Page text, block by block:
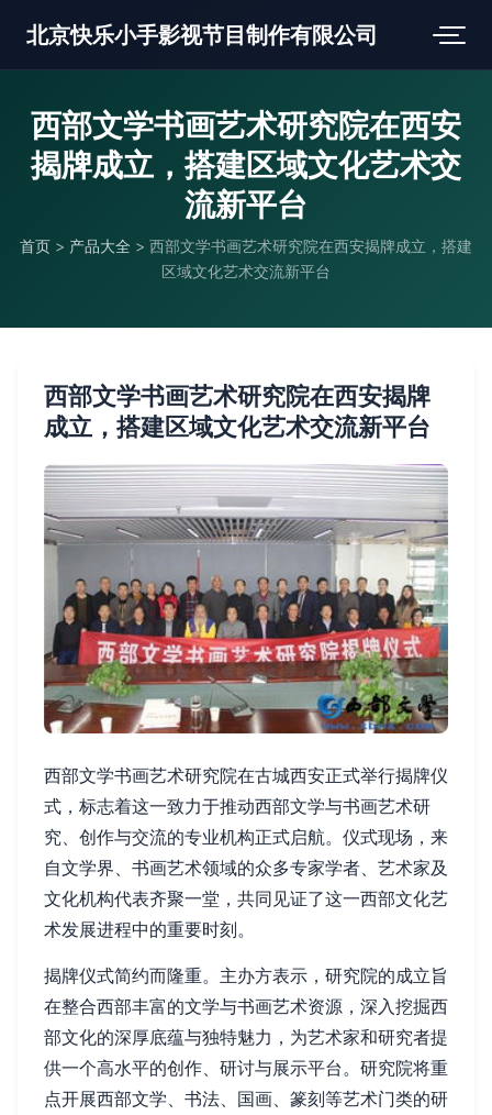
北京快乐小手影视节目制作有限公司
西部文学书画艺术研究院在西安
揭牌成立，搭建区域文化艺术交
流新平台
首页 > 产品大全 > 西部文学书画艺术研究院在西安揭牌成立，搭建
区域文化艺术交流新平台
西部文学书画艺术研究院在西安揭牌
成立，搭建区域文化艺术交流新平台
西部文学书画艺术研究院在古城西安正式举行揭牌仪
式，标志着这一致力于推动西部文学与书画艺术研
究、创作与交流的专业机构正式启航。仪式现场，来
自文学界、书画艺术领域的众多专家学者、艺术家及
文化机构代表齐聚一堂，共同见证了这一西部文化艺
术发展进程中的重要时刻。
揭牌仪式简约而隆重。主办方表示，研究院的成立旨
在整合西部丰富的文学与书画艺术资源，深入挖掘西
部文化的深厚底蕴与独特魅力，为艺术家和研究者提
供一个高水平的创作、研讨与展示平台。研究院将重
点开展西部文学、书法、国画、篆刻等艺术门类的研